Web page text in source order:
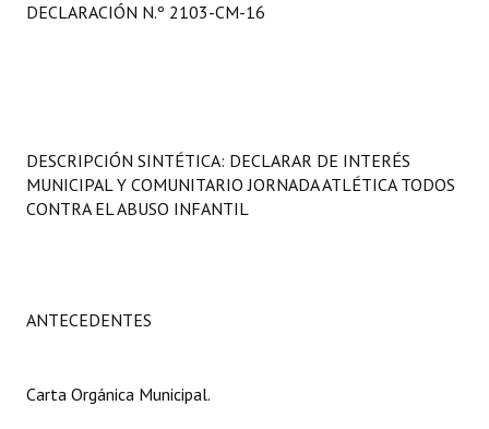
Constitución Nacional
Constitución Provincial
Organigrama
DECLARACIÓN N.º 2103-CM-16
DESCRIPCIÓN SINTÉTICA: DECLARAR DE INTERÉS
MUNICIPAL Y COMUNITARIO JORNADA ATLÉTICA TODOS
CONTRA EL ABUSO INFANTIL
ANTECEDENTES
Carta Orgánica Municipal.